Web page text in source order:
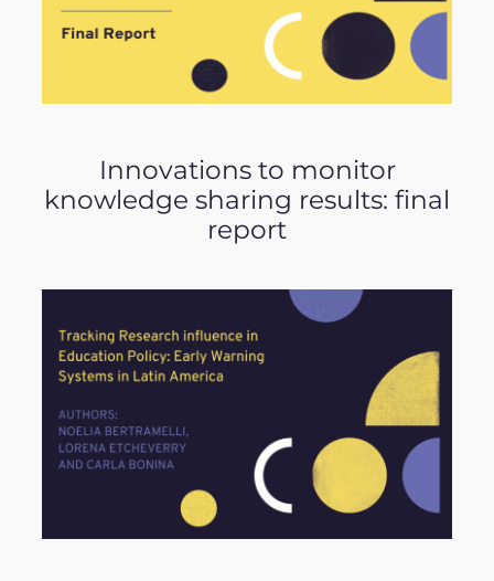
Innovations to monitor
knowledge sharing results: final
report